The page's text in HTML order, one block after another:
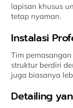
lapisan khusus
tetap nyaman.
Instalasi
Tim
struktur berdiri
juga biasanya
Detailing